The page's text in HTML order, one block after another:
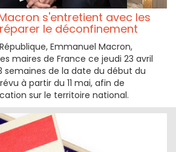
s'entretient avec les
le déconfinement
Emmanuel Macron,
maires de France ce jeudi 23 avril
semaines de la date du début du
à partir du 11 mai, afin de
sur le territoire national.